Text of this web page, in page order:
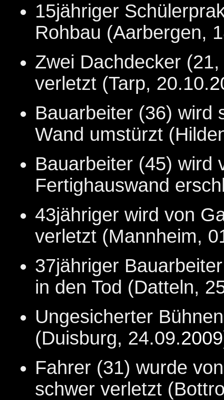
15jähriger
Rohbau (Aarbergen,
Zwei Dachdecker
verletzt (Tarp, 20.10.
Bauarbeiter (36) wird
Wand umstürzt
Bauarbeiter (45) wird
Fertighauswand
43jähriger wird von
verletzt (Mannheim,
37jähriger
in den Tod (Datteln,
Ungesicherter
(Duisburg, 24.09.2009
Fahrer (31) wurde
schwer verletzt